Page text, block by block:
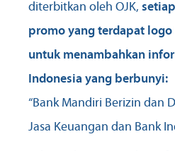
diterbitkan oleh OJK,
promo yang terdapat
untuk menambahkan
Indonesia yang berbunyi:
“Bank Mandiri Berizin dan
Jasa Keuangan dan Bank